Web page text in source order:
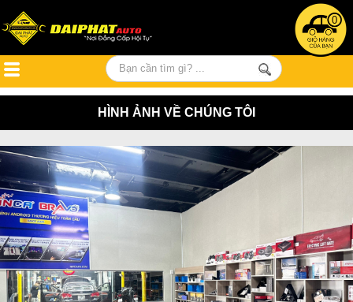
0
HÌNH ẢNH VỀ CHÚNG TÔI